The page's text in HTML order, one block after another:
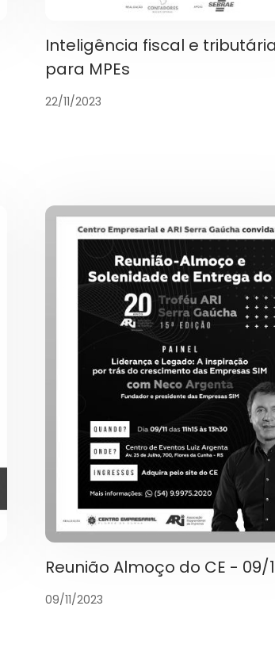
Inteligência fiscal e tributária
para MPEs
22/11/2023
Reunião Almoço do CE - 09/
09/11/2023